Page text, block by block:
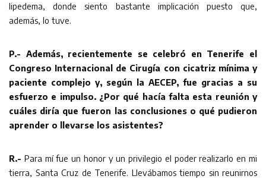
lipedema, donde siento bastante implicación puesto que,
además, lo tuve.
P.- Además, recientemente se celebró en Tenerife el
Congreso Internacional de Cirugía con cicatriz mínima y
paciente complejo y, según la AECEP, fue gracias a su
esfuerzo e impulso. ¿Por qué hacía falta esta reunión y
cuáles diría que fueron las conclusiones o qué pudieron
aprender o llevarse los asistentes?
R.- Para mí fue un honor y un privilegio el poder realizarlo en mi
tierra, Santa Cruz de Tenerife. Llevábamos tiempo sin reunirnos